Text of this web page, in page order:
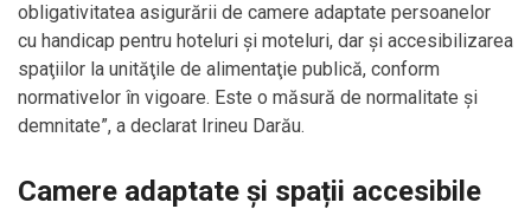
obligativitatea asigurării de camere adaptate persoanelor
cu handicap pentru hoteluri şi moteluri, dar şi accesibilizarea
spaţiilor la unităţile de alimentaţie publică, conform
normativelor în vigoare. Este o măsură de normalitate şi
demnitate”, a declarat Irineu Darău.
Camere adaptate și spații accesibile